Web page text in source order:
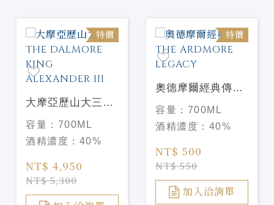
特價
大摩亞歷山大三世
THE DALMORE
KING
ALEXANDER III
容量： 700ML
酒精濃度： 40%
NT$ 4,950
NT$ 5,300
特價
奧德摩爾經典傳奇
THE ARDMORE
LEGACY
容量： 700ML
酒精濃度： 40%
NT$ 500
NT$ 550
加入洽詢單